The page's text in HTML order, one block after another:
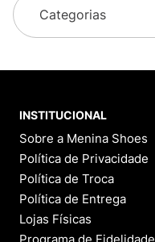
Categorias
INSTITUCIONAL
Sobre a Menina Shoes
Política de Privacidade
Política de Troca
Política de Entrega
Lojas Físicas
Programa de Fidelidade